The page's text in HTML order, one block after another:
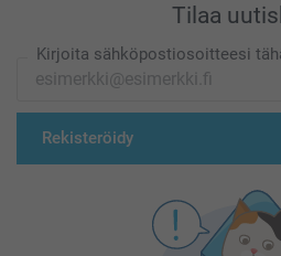
Tilaa
Kirjoita sähköpostiosoitteesi
Rekisteröidy